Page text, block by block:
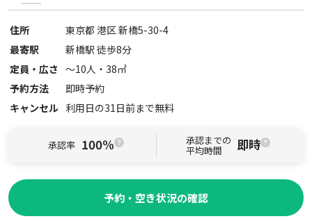
住所 東京都 港区新橋5-30-4
最寄駅
新橋駅 徒歩8分
定員・広さ 〜10人・ 38㎡
予約方法
即時予約
キャンセル 利用日の31日前まで無料
承認率 100% 承認までの
平均時間 即時
予約・空き状況の確認